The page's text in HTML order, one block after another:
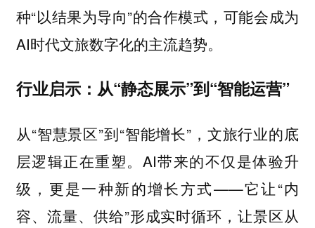
种“以结果为导向”的合作模式，可能会成为
AI时代文旅数字化的主流趋势。
行业启示：从“静态展示”到“智能运营”
从“智慧景区”到“智能增长”，文旅行业的底
层逻辑正在重塑。AI带来的不仅是体验升
级，更是一种新的增长方式——它让“内
容、流量、供给”形成实时循环，让景区从